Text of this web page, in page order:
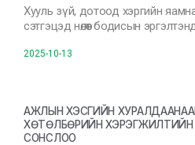
Хууль зүй, дотоод хэргийн
сэтгэцэд нөлөөт бодисын
2025-10-13
АЖЛЫН ХЭСГИЙН
ХӨТӨЛБӨРИЙН
СОНСЛОО